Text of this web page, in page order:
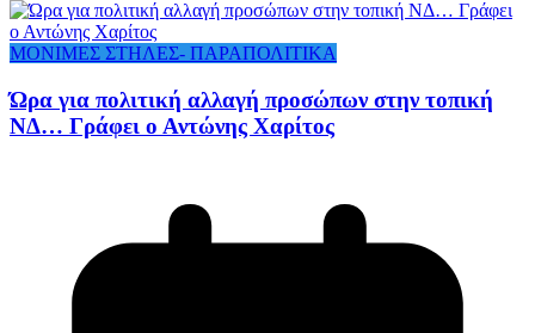
ΜΟΝΙΜΕΣ ΣΤΗΛΕΣ- ΠΑΡΑΠΟΛΙΤΙΚΑ
Ώρα για πολιτική αλλαγή προσώπων στην τοπική
ΝΔ… Γράφει ο Αντώνης Χαρίτος